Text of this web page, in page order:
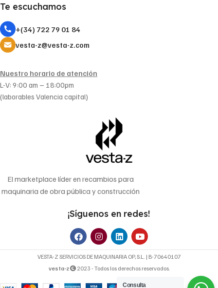
Te escuchamos
+(34) 722 79 01 84
vesta-z@vesta-z.com
Nuestro horario de atención
L-V: 9:00 am – 18:00pm
(laborables Valencia capital)
El marketplace líder en recambios para
maquinaria de obra pública y construcción
¡Síguenos en redes!
VESTA-Z SERVICIOS DE MAQUINARIA OP, S.L. | B-70640107
vesta-z
2023 - Todos los derechos reservados.
Consulta